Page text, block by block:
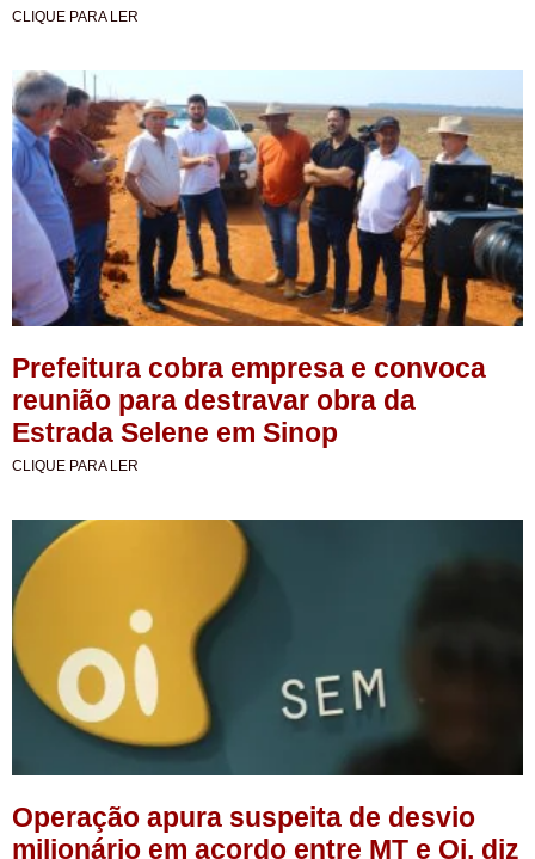
CLIQUE PARA LER
Prefeitura cobra empresa e convoca
reunião para destravar obra da
Estrada Selene em Sinop
CLIQUE PARA LER
Operação apura suspeita de desvio
milionário em acordo entre MT e Oi, diz